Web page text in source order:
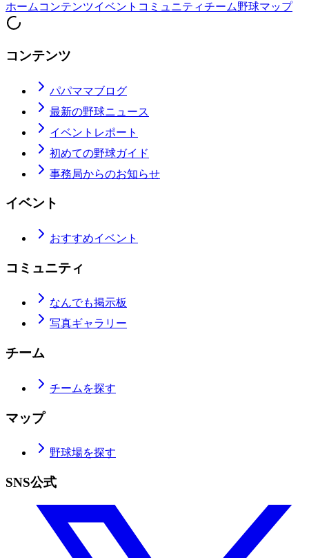
ホーム コンテンツイベント コミュニティチーム野球マップ
コンテンツ
パパママブログ
最新の野球ニュース
イベントレポート
初めての野球ガイド
事務局からのお知らせ
イベント
おすすめイベント
コミュニティ
なんでも掲示板
写真ギャラリー
チーム
チームを探す
マップ
野球場を探す
SNS公式